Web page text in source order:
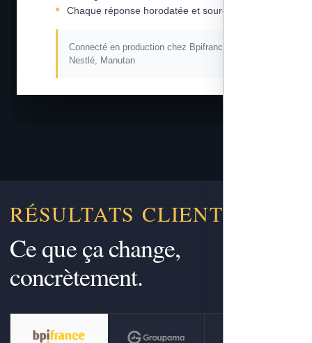
Chaque réponse horodatée et sourcée
Connecté en production chez Bpifrance, L'Oréal,
Nestlé, Manutan
RÉSULTATS CLIENTS
Ce que ça change,
concrètement.